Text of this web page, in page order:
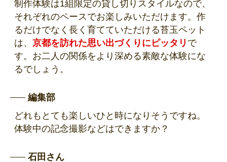
制作体験は1組限定の貸し切りスタイルなので、
それぞれのペースでお楽しみいただけます。作
るだけでなく長く育てていただける苔玉ペット
は、 京都を訪れた思い出づくりにピッタリ で
す。お二人の関係をより深める素敵な体験にな
るでしょう。
編集部
どれもとても楽しいひと時になりそうですね。
体験中の記念撮影などはできますか？
石田さん